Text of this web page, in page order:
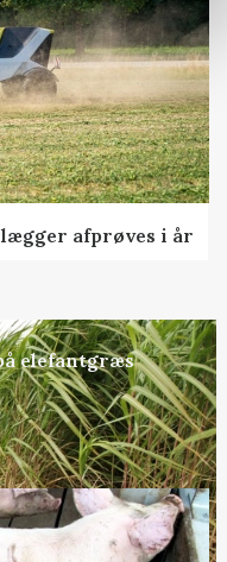
afprøves i år
elefantgræs